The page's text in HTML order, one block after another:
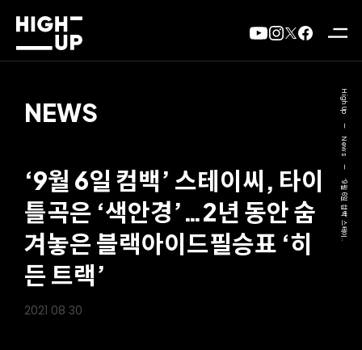
NEWS
‘9월 6일 컴백’ 스테이씨, 타이
틀곡은 ‘색안경’…2년 동안 숨
겨놓은 블랙아이드필승표 ‘히
든 트랙’
2021 08 30
High Up
—
News
‘9월 6일 컴백’ 스테이..